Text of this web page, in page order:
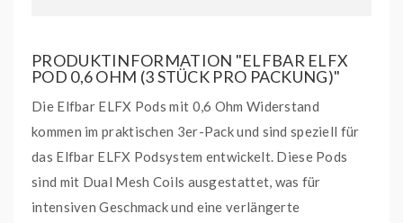
PRODUKTINFORMATION "ELFBAR ELFX
POD 0,6 OHM (3 STÜCK PRO PACKUNG)"
Die Elfbar ELFX Pods mit 0,6 Ohm Widerstand
kommen im praktischen 3er-Pack und sind speziell für
das Elfbar ELFX Podsystem entwickelt. Diese Pods
sind mit Dual Mesh Coils ausgestattet, was für
intensiven Geschmack und eine verlängerte